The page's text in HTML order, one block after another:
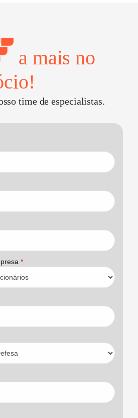
a mais no
time de especialistas.
*